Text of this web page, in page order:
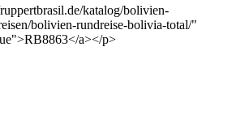
katalog/bolivien-
bolivien-rundreise-bolivia-total/"
a></p>